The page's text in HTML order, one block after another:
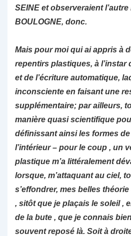
SEINE et observeraient
BOULOGNE, donc.
Mais pour moi qui ai appris à
repentirs plastiques, à l’instar
et de l’écriture automatique,
inconsciente en faisant une
supplémentaire; par ailleurs,
manière quasi scientifique
définissant ainsi les formes de
l’intérieur – pour le coup , un
plastique m’a littéralement
lorsque, m’attaquant au ciel,
s’effondrer, mes belles
, sitôt que je plaçais le soleil ,
de la bute , que je connais
souvent reposé là. Soit à